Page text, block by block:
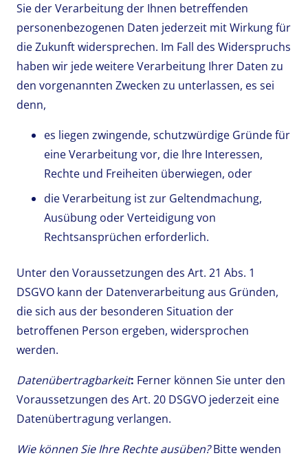
Sie der Verarbeitung der Ihnen betreffenden
personenbezogenen Daten jederzeit mit Wirkung für
die Zukunft widersprechen. Im Fall des Widerspruchs
haben wir jede weitere Verarbeitung Ihrer Daten zu
den vorgenannten Zwecken zu unterlassen, es sei
denn,
es liegen zwingende, schutzwürdige Gründe für
eine Verarbeitung vor, die Ihre Interessen,
Rechte und Freiheiten überwiegen, oder
die Verarbeitung ist zur Geltendmachung,
Ausübung oder Verteidigung von
Rechtsansprüchen erforderlich.
Unter den Voraussetzungen des Art. 21 Abs. 1
DSGVO kann der Datenverarbeitung aus Gründen,
die sich aus der besonderen Situation der
betroffenen Person ergeben, widersprochen
werden.
Datenübertragbarkeit: Ferner können Sie unter den
Voraussetzungen des Art. 20 DSGVO jederzeit eine
Datenübertragung verlangen.
Wie können Sie Ihre Rechte ausüben?Bitte wenden